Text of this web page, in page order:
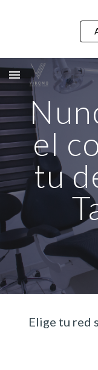
Skip to main content
el
tu
Elige tu red